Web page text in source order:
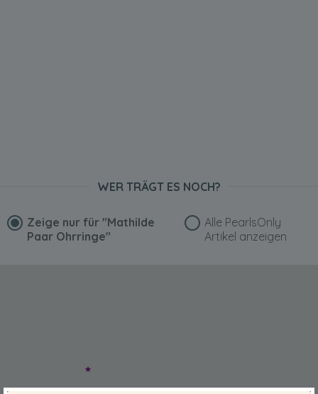
WER TRÄGT ES NOCH?
Zeige nur für "Mathilde
Paar Ohrringe"
Alle PearlsOnly
Artikel anzeigen